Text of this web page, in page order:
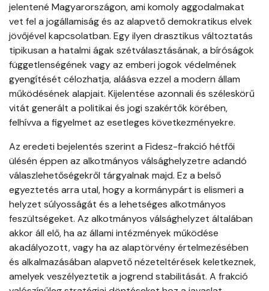
jelentené Magyarországon, ami komoly aggodalmakat
vet fel a jogállamiság és az alapvető demokratikus elvek
jövőjével kapcsolatban. Egy ilyen drasztikus változtatás
tipikusan a hatalmi ágak szétválasztásának, a bíróságok
függetlenségének vagy az emberi jogok védelmének
gyengítését célozhatja, aláásva ezzel a modern állam
működésének alapjait. Kijelentése azonnali és széleskörű
vitát generált a politikai és jogi szakértők körében,
felhívva a figyelmet az esetleges következményekre.
Az eredeti bejelentés szerint a Fidesz-frakció hétfői
ülésén éppen az alkotmányos válsághelyzetre adandó
válaszlehetőségekről tárgyalnak majd. Ez a belső
egyeztetés arra utal, hogy a kormánypárt is elismeri a
helyzet súlyosságát és a lehetséges alkotmányos
feszültségeket. Az alkotmányos válsághelyzet általában
akkor áll elő, ha az állami intézmények működése
akadályozott, vagy ha az alaptörvény értelmezésében
és alkalmazásában alapvető nézeteltérések keletkeznek,
amelyek veszélyeztetik a jogrend stabilitását. A frakció